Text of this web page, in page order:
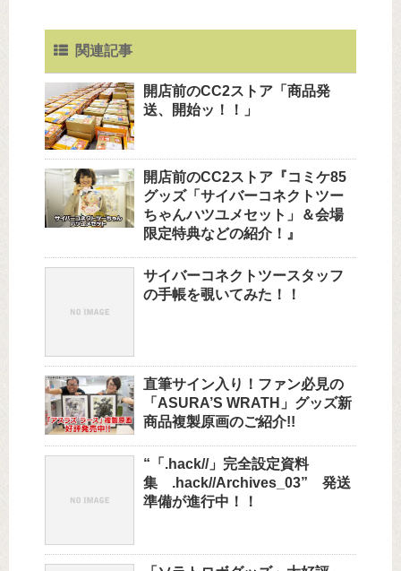
関連記事
開店前のCC2ストア「商品発
送、開始ッ！！」
開店前のCC2ストア『コミケ85
グッズ「サイバーコネクトツー
ちゃんハツユメセット」＆会場
限定特典などの紹介！』
サイバーコネクトツースタッフ
の手帳を覗いてみた！！
直筆サイン入り！ファン必見の
「ASURA’S WRATH」グッズ新
商品複製原画のご紹介!!
“「.hack//」完全設定資料
集 .hack//Archives_03” 発送
準備が進行中！！